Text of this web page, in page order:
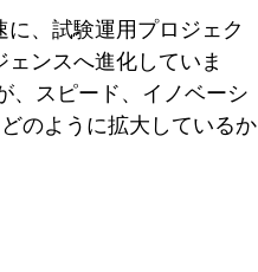
、試験運用プロジェク
ンスへ進化していま
、スピード、イノベーシ
のように拡大しているか